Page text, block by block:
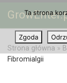
Przejdź do
Strona główna »
Fibromialgii
Ta strona
Zgoda